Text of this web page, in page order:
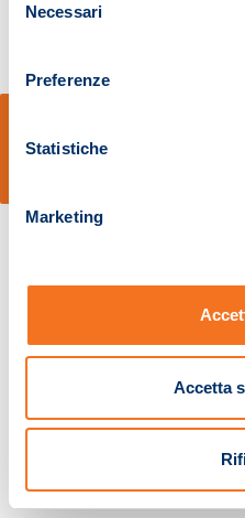
delNecessari
Preferenze
Statistiche
Marketing
Accetta
Pistoia 01680210505 – R.E.A.
Società adotta il Codice Etico D.lgs.